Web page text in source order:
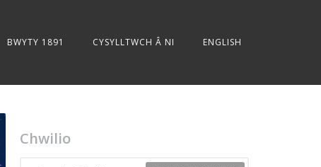
BWYTY 1891 CYSYLLTWCH Â NI ENGLISH
Chwilio